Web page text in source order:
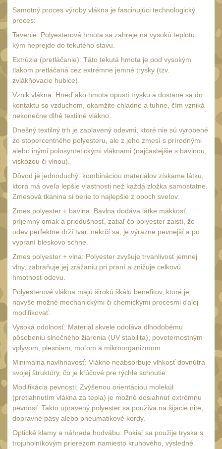
186501
14500 / AA / AAA
16340 a CR123 1
Držiaky a
príslušenstvo27
Náhradné diely
OBLEČENIE(297)
Nosiče plátů a vesty18
Prilby
Opasky 24
Chrániče 10
Nášivky
Ponča a pláštěnky
Čepice, kukly, šátky
Šiltovky 29
Chrániče sluchu
Ostatní 40
DOPLŇKY
Ramenní popruhy a
vycpávky
Karabiny a přezky75
Kroužky, šňůrky,
koncovky 25
Nášivky 104
Samonavíjecí držáky
Zámky1
Samotný proces výroby vlákna je fascinujúci technologický
proces:
Tavenie: Polyesterová hmota sa zahreje na vysokú teplotu,
kým neprejde do tekutého stavu.
Extrúzia (pretláčanie): Táto tekutá hmota je pod vysokým
tlakom pretláčaná cez extrémne jemné trysky (tzv.
zvlákňovacie hubice).
Vznik vlákna: Hneď ako hmota opustí trysku a dostane sa do
kontaktu so vzduchom, okamžite chladne a tuhne, čím vzniká
nekonečne dlhé textilné vlákno.
Dnešný textilný trh je zaplavený odevmi, ktoré nie sú vyrobené
zo stopercentného polyesteru, ale z jeho zmesí s prírodnými
alebo inými polosyntetickými vláknami (najčastejšie s bavlnou,
viskózou či vlnou).
Dôvod je jednoduchý: kombináciou materiálov získame látku,
ktorá má oveľa lepšie vlastnosti než každá zložka samostatne.
Zmesová tkanina si berie to najlepšie z oboch svetov:
Zmes polyester + bavlna: Bavlna dodáva látke mäkkosť,
príjemný omak a priedušnosť, zatiaľ čo polyester zaistí, že
odev perfektne drží tvar, nekrčí sa, je výrazne pevnejší a po
vypraní bleskovo schne.
Zmes polyester + vlna: Polyester zvyšuje trvanlivosť jemnej
vlny, zabraňuje jej zrážaniu pri praní a znižuje celkovú
hmotnosť odevu.
Polyesterové vlákna majú širokú škálu benefitov, ktoré je
navyše možné mechanickými či chemickými procesmi ďalej
modifikovať:
Vysoká odolnosť: Materiál skvele odoláva dlhodobému
pôsobeniu slnečného žiarenia (UV stabilita), poveternostným
vplyvom, plesniam, moľom a mikroorganizmom.
Minimálna navlhnavosť: Vlákno neabsorbuje vlhkosť dovnútra
svojej štruktúry, čo je kľúčové pre rýchle schnutie.
Modifikácia pevnosti: Zvýšenou orientáciou molekúl
(pretiahnutím vlákna za tepla) je možné dosiahnuť extrémnu
pevnosť. Takto upravený polyester sa používa na šijacie nite,
dopravné pásy alebo pneumatikové kordy.
Optické klamy a náhrada hodvábu: Pokiaľ sa použije tryska s
trojuholníkovým prierezom namiesto kruhového, výsledné